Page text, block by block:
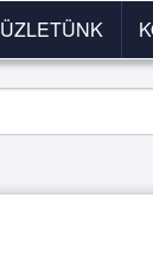
ÜZLETÜNK